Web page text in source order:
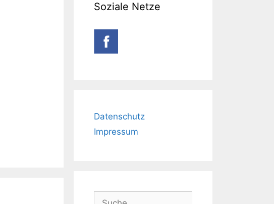
Soziale Netze
Datenschutz
Impressum
Suche